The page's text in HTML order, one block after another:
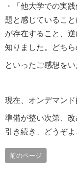
・「他大学での実
題と感じているこ
が存在すること、
知りました。どち
といったご感想をい
現在、オンデマンド
準備が整い次第、
引き続き、どうぞよ
前のページ